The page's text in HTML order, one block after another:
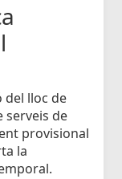
del lloc de
serveis de
provisional
la